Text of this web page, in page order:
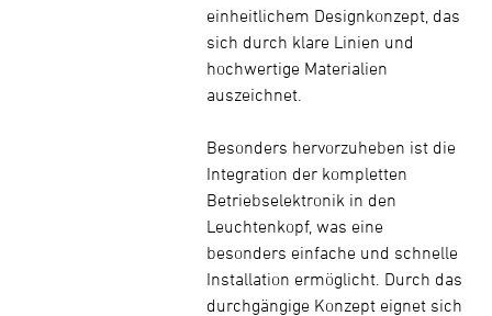
einheitlichem Designkonzept, das
sich durch klare Linien und
hochwertige Materialien
auszeichnet.
Besonders hervorzuheben ist die
Integration der kompletten
Betriebselektronik in den
Leuchtenkopf, was eine
besonders einfache und schnelle
Installation ermöglicht. Durch das
durchgängige Konzept eignet sich